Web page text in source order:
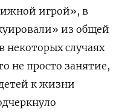
игрой», в
из общей
некоторых случаях
не просто занятие,
к жизни